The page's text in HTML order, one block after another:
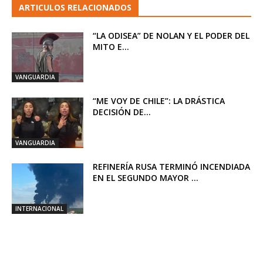
ARTICULOS RELACIONADOS
VANGUARDIA
“LA ODISEA” DE NOLAN Y EL PODER DEL
MITO E...
VANGUARDIA
“ME VOY DE CHILE”: LA DRÁSTICA
DECISIÓN DE...
INTERNACIONAL
REFINERÍA RUSA TERMINÓ INCENDIADA
EN EL SEGUNDO MAYOR ...